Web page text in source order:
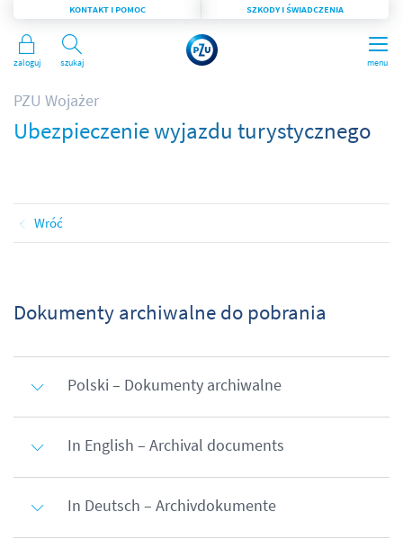
menu
Szukaj
KONTAKT I POMOC SZKODY I ŚWIADCZENIA
Zaloguj
PZU Wojażer
Ubezpieczenie wyjazdu turystycznego
Wróć
Dokumenty archiwalne do pobrania
Polski – Dokumenty archiwalne
In English – Archival documents
In Deutsch – Archivdokumente